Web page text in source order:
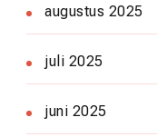
augustus 2025
juli 2025
juni 2025